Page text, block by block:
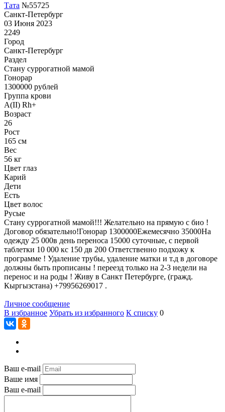
Тата №55725
Санкт-Петербург
03 Июня 2023
2249
Город
Санкт-Петербург
Раздел
Cтану суррогатной мамой
Гонoрар
1300000 рублей
Группа крови
A(II) Rh+
Возраст
26
Рост
165 см
Вес
56 кг
Цвет глаз
Карий
Дети
Есть
Цвет волос
Русые
Стану суррогатной мамой!!! Желательно на прямую с био !
Договор обязательно!Гонорар 1300000Ежемесячно 35000На
одежду 25 000в день переноса 15000 суточные, с первой
таблетки 10 000 кс 150 дв 200 Ответственно подхожу к
программе ! Удаление трубы, удаление матки и т.д в договоре
должны быть прописаны ! переезд только на 2-3 недели на
перенос и на роды ! Живу в Санкт Петербурге, (гражд.
Кыргызстана) +79956269017 .
Личное сообщение
В избранное Убрать из избранного К списку 0
Ваш e-mail
Ваше имя
Ваш e-mail